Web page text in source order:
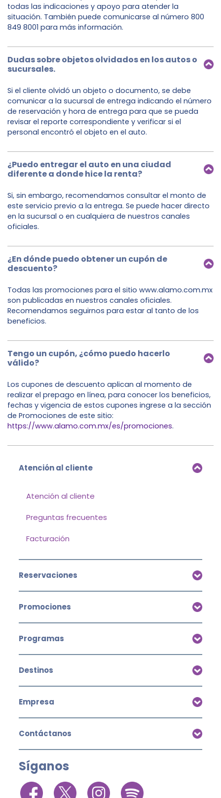
todas las indicaciones y apoyo para atender la
situación. También puede comunicarse al número 800
849 8001 para más información.
Dudas sobre objetos olvidados en los autos o
sucursales.
Si el cliente olvidó un objeto o documento, se debe
comunicar a la sucursal de entrega indicando el número
de reservación y hora de entrega para que se pueda
revisar el reporte correspondiente y verificar si el
personal encontró el objeto en el auto.
¿Puedo entregar el auto en una ciudad
diferente a donde hice la renta?
Si, sin embargo, recomendamos consultar el monto de
este servicio previo a la entrega. Se puede hacer directo
en la sucursal o en cualquiera de nuestros canales
oficiales.
¿En dónde puedo obtener un cupón de
descuento?
Todas las promociones para el sitio www.alamo.com.mx
son publicadas en nuestros canales oficiales.
Recomendamos seguirnos para estar al tanto de los
beneficios.
Tengo un cupón, ¿cómo puedo hacerlo
válido?
Los cupones de descuento aplican al momento de
realizar el prepago en línea, para conocer los beneficios,
fechas y vigencia de estos cupones ingrese a la sección
de Promociones de este sitio:
https://www.alamo.com.mx/es/promociones.
Atención al cliente
Atención al cliente
Preguntas frecuentes
Facturación
Reservaciones
Promociones
Programas
Destinos
Empresa
Contáctanos
Síganos